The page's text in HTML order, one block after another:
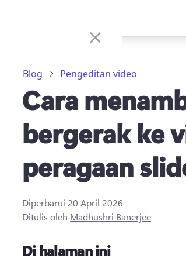
Blog Pengeditan video
Cara
bergerak ke
peragaan
Diperbarui 20 April 2026
Ditulis oleh Madhushri Banerjee
Di halaman ini